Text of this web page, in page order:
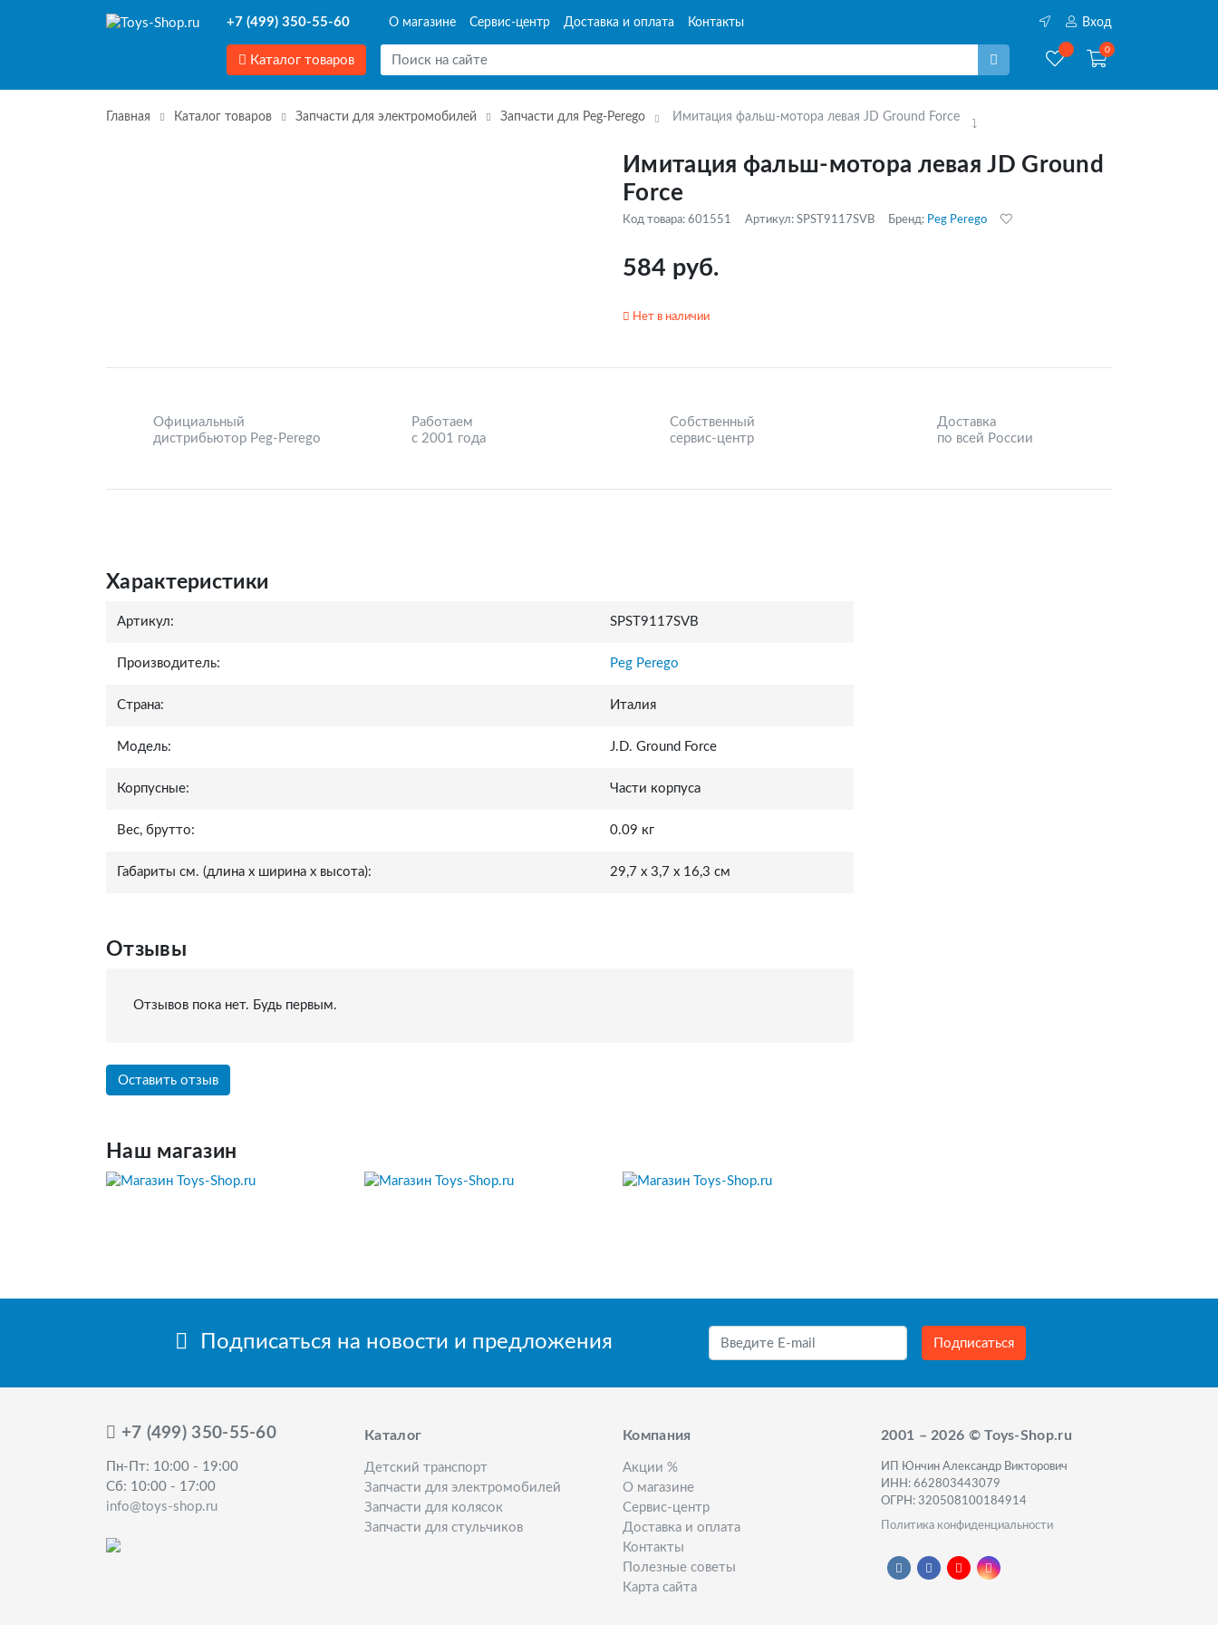
+7 (499) 350-55-60 О магазине Сервис-центр Доставка и оплата Контакты Вход
Каталог товаров
0
Главная Каталог товаров Запчасти для электромобилей Запчасти для Peg-Perego Имитация фальш-мотора левая JD Ground Force
Имитация фальш-мотора левая JD Ground
Force
Код товара: 601551 Артикул: SPST9117SVB Бренд: Peg Perego
584 руб.
Нет в наличии
Официальный
дистрибьютор Peg-Perego
Работаем
с 2001 года
Собственный
сервис-центр
Доставка
по всей России
Характеристики
Артикул: SPST9117SVB
Производитель: Peg Perego
Страна: Италия
Модель: J.D. Ground Force
Корпусные: Части корпуса
Вес, брутто: 0.09 кг
Габариты см. (длина x ширина x высота): 29,7 x 3,7 x 16,3 см
Отзывы
Отзывов пока нет. Будь первым.
Оставить отзыв
Наш магазин
Подписаться на новости и предложения Подписаться
+7 (499) 350-55-60
Пн-Пт: 10:00 - 19:00
Сб: 10:00 - 17:00
info@toys-shop.ru
Каталог
Детский транспорт
Запчасти для электромобилей
Запчасти для колясок
Запчасти для стульчиков
Компания
Акции %
О магазине
Сервис-центр
Доставка и оплата
Контакты
Полезные советы
Карта сайта
2001 – 2026 © Toys-Shop.ru
ИП Юнчин Александр Викторович
ИНН: 662803443079
ОГРН: 320508100184914
Политика конфиденциальности